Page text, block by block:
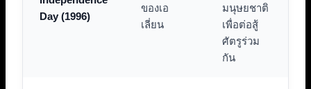
Day (1996)
ของเอ
เลี่ยน
มนุษยชาติ
เพื่อต่อสู้
ศัตรูร่วม
กัน